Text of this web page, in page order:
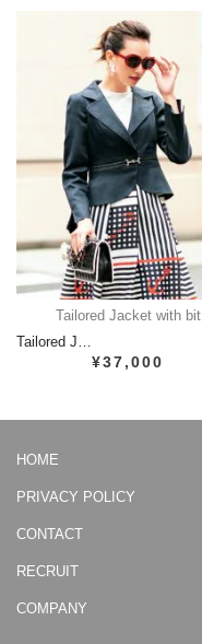
Tailored Jacket with bit
Tailored J…
¥37,000
HOME
PRIVACY POLICY
CONTACT
RECRUIT
COMPANY